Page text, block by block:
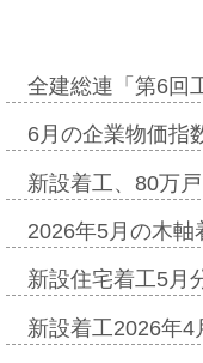
全建総連「第6回
6月の企業物価指
新設着工、80万
2026年5月の木
新設住宅着工5月
新設着工2026年